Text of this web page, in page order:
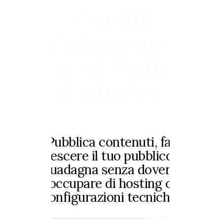
Pubblica contenuti, fai
crescere il tuo pubblico e
guadagna senza doverti
occupare di hosting o
configurazioni tecniche.